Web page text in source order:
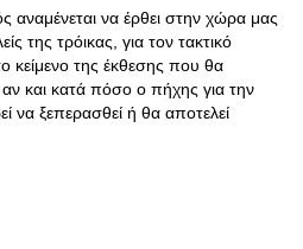
αναμένεται να έρθει στην χώρα μας
της τρόικας, για τον τακτικό
κείμενο της έκθεσης που θα
και κατά πόσο ο πήχης για την
να ξεπερασθεί ή θα αποτελεί